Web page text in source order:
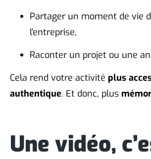
Partager un moment de vie
l’entreprise,
Raconter un projet ou une
Cela rend votre activité plus
authentique. Et donc, plus
Une vidéo,